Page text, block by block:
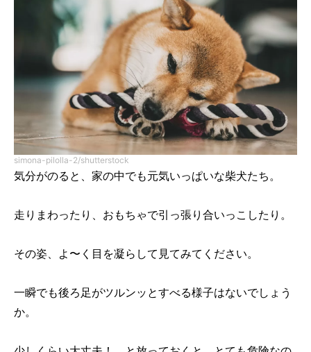
simona-pilolla-2/shutterstock
気分がのると、家の中でも元気いっぱいな柴犬たち。
走りまわったり、おもちゃで引っ張り合いっこしたり。
その姿、よ〜く目を凝らして見てみてください。
一瞬でも後ろ足がツルンッとすべる様子はないでしょう
か。